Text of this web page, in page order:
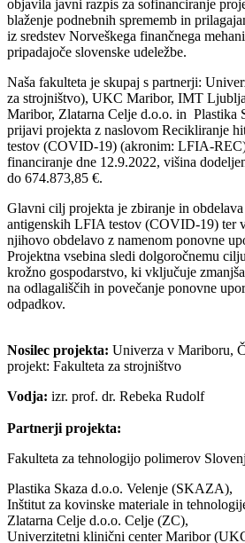
objavila javni razpis za sofinanciranje
blaženje podnebnih sprememb in
iz sredstev Norveškega finančnega
pripadajoče slovenske udeležbe.
Naša fakulteta je skupaj s partnerji:
za strojništvo), UKC Maribor, IMT
Maribor, Zlatarna Celje d.o.o. in Plastika
prijavi projekta z naslovom Recikliranje
testov (COVID-19) (akronim: LFIA-
financiranje dne 12.9.2022, višina
do 674.873,85 €.
Glavni cilj projekta je zbiranje in
antigenskih LFIA testov (COVID-19) ter
njihovo obdelavo z namenom ponovne
Projektna vsebina sledi dolgoročnemu
krožno gospodarstvo, ki vključuje
na odlagališčih in povečanje ponovne
odpadkov.
Nosilec projekta: Univerza v Mariboru,
projekt: Fakulteta za strojništvo
Vodja: izr. prof. dr. Rebeka Rudolf
Partnerji projekta:
Fakulteta za tehnologijo polimerov
Plastika Skaza d.o.o. Velenje (SKAZA),
Inštitut za kovinske materiale in
Zlatarna Celje d.o.o. Celje (ZC),
Univerzitetni klinični center Maribor